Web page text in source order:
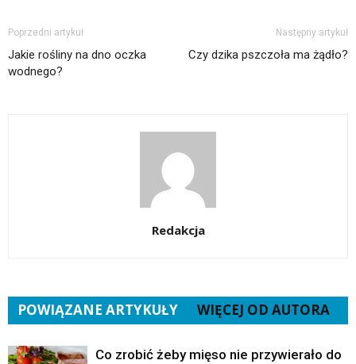
Poprzedni artykuł
Jakie rośliny na dno oczka
wodnego?
Następny artykuł
Czy dzika pszczoła ma żądło?
Redakcja
POWIĄZANE ARTYKUŁY WIĘCEJ OD AUTORA
Co zrobić żeby mięso nie przywierało do